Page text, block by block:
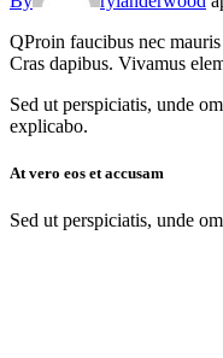
QProin faucibus nec
Cras dapibus. Vivamus
Sed ut perspiciatis, unde
explicabo.
At vero eos et accusam
Sed ut perspiciatis, unde